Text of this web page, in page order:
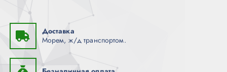
Доставка
Морем, ж/д транспортом.